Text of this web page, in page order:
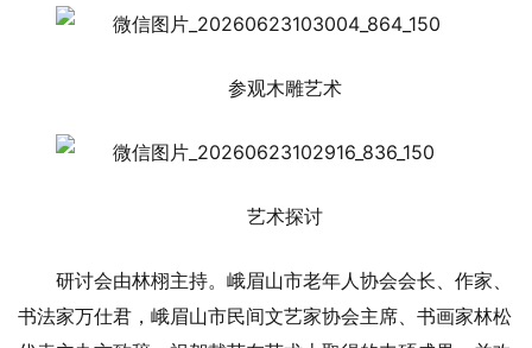
参观木雕艺术
艺术探讨
研讨会由林栩主持。峨眉山市老年人协会会长、作家、
书法家万仕君，峨眉山市民间文艺家协会主席、书画家林松